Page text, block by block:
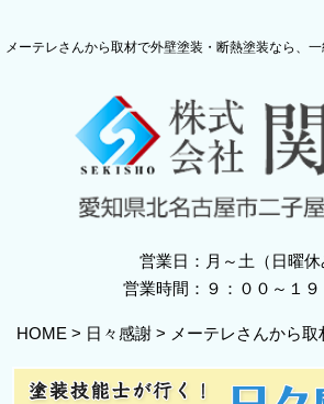
メーテレさんから取材で外壁塗装・断熱塗装なら、
営業日：月～土（日曜休
営業時間：９：００～１９
HOME > 日々感謝 > メーテレさんから取